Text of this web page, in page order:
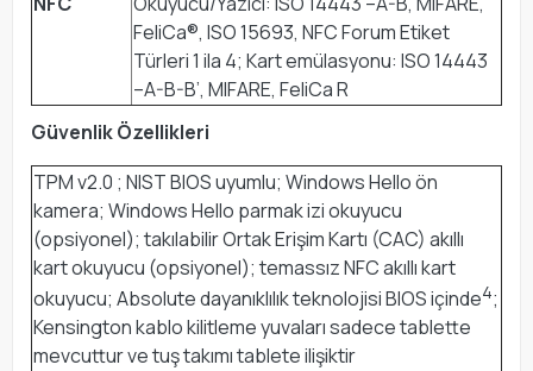
FeliCa®, ISO 15693, NFC Forum Etiket
Türleri 1 ila 4; Kart emülasyonu: ISO 14443
–A-B-B’, MIFARE, FeliCa R
Güvenlik Özellikleri
TPM v2.0 ; NIST BIOS uyumlu; Windows Hello ön
kamera; Windows Hello parmak izi okuyucu
(opsiyonel); takılabilir Ortak Erişim Kartı (CAC) akıllı
kart okuyucu (opsiyonel); temassız NFC akıllı kart
okuyucu; Absolute dayanıklılık teknolojisi BIOS içinde4;
Kensington kablo kilitleme yuvaları sadece tablette
mevcuttur ve tuş takımı tablete ilişiktir